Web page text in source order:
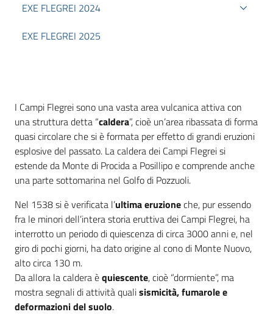
EXE FLEGREI 2024
EXE FLEGREI 2025
I Campi Flegrei sono una vasta area vulcanica attiva con
una struttura detta “caldera”, cioè un’area ribassata di forma
quasi circolare che si è formata per effetto di grandi eruzioni
esplosive del passato. La caldera dei Campi Flegrei si
estende da Monte di Procida a Posillipo e comprende anche
una parte sottomarina nel Golfo di Pozzuoli.
Nel 1538 si è verificata l’ultima eruzioneche, pur essendo
fra le minori dell’intera storia eruttiva dei Campi Flegrei, ha
interrotto un periodo di quiescenza di circa 3000 anni e, nel
giro di pochi giorni, ha dato origine al cono di Monte Nuovo,
alto circa 130 m.
Da allora la caldera èquiescente, cioè “dormiente”, ma
mostra segnali di attività qualisismicità, fumarole e
deformazioni del suolo.